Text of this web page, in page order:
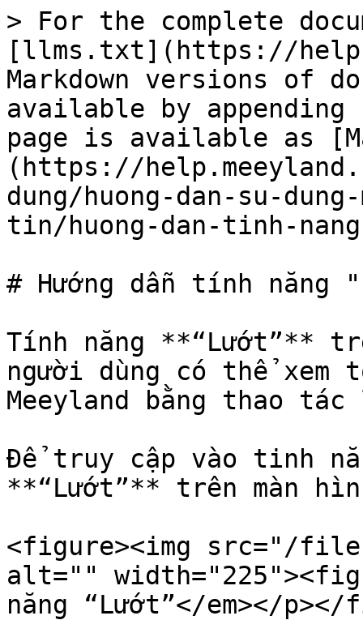
> For the complete
[llms.txt](https://
Markdown versions of
available by
page is available as
(https://
dung/huong-dan-su-
tin/huong-dan-tinh-
# Hướng dẫn tính năng
Tính năng **“Lướt”**
người dùng có thể
Meeyland bằng thao
Để truy cập vào tinh
**“Lướt”** trên màn
<figure><img src="/files/
alt=""
năng “Lướt”</em></